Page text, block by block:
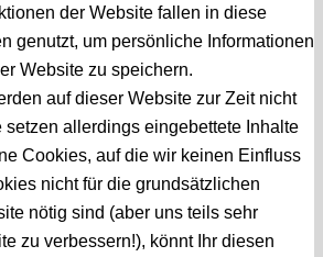
der Website fallen in diese
genutzt, um persönliche Informationen
Website zu speichern.
auf dieser Website zur Zeit nicht
setzen allerdings eingebettete Inhalte
Cookies, auf die wir keinen Einfluss
nicht für die grundsätzlichen
nötig sind (aber uns teils sehr
zu verbessern!), könnt Ihr diesen